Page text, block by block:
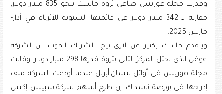
وقدرت مجلة فوربس صافي ثروة ماسك بنحو 835 مليار دولار،
مقارنة بـ 342 مليار دولار في قائمتها السنوية للأثرياء في آذار-
مارس 2025.
ويتقدم ماسك بكثير عن لاري بيج، الشريك المؤسس لشركة
غوغل الذي يحتل المركز الثاني بثروة قدرها 298 مليار دولار. وقالت
مجلة فوربس في أوائل نيسان-أبريل عندما أودعت الشركة ملف
إدراجها في بورصة ناسداك، إن طرح أسهم شركة سبيس إكس